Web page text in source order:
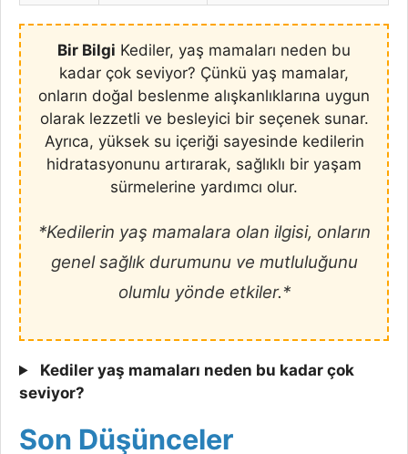
Bir Bilgi Kediler, yaş mamaları neden bu
kadar çok seviyor? Çünkü yaş mamalar,
onların doğal beslenme alışkanlıklarına uygun
olarak lezzetli ve besleyici bir seçenek sunar.
Ayrıca, yüksek su içeriği sayesinde kedilerin
hidratasyonunu artırarak, sağlıklı bir yaşam
sürmelerine yardımcı olur.
*Kedilerin yaş mamalara olan ilgisi, onların
genel sağlık durumunu ve mutluluğunu
olumlu yönde etkiler.*
Kediler yaş mamaları neden bu kadar çok
seviyor?
Son Düşünceler